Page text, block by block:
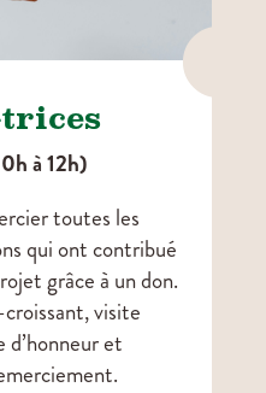

à 12h)
toutes les
qui ont contribué
grâce à un don.
visite
d’honneur et